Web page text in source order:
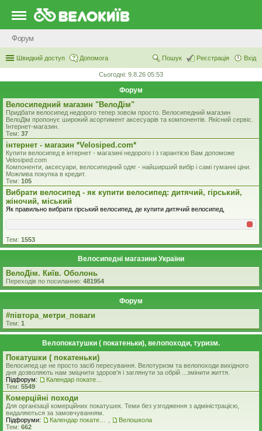
Форум
Швидкий доступ Допомога Вхід
Реєстрація
Пошук
Сьогодні: 9.8.26 05:53
Форум
Велосипедний магазин "ВелоДім"
Придбати велосипед недорого тепер зовсім просто. Велосипедний магазин
ВелоДім пропонує широкий асортимент аксесуарів та компонентів. Якісний сервіс.
Інтернет-магазин.
Тем: 37
iнтернет - магазин *Velosiped.com*
Купити велосипед в інтернет - магазині недорого і з гарантією Вам допоможе
Velosiped.com
Компоненти, аксесуари, велосипедний одяг - найширший вибір і самі гуманні ціни.
Можлива покупка в кредит.
Тем: 105
Вибрати велосипед - як купити велосипед: дитячий, гірський,
жіночий, міський
Як правильно вибрати гірський велосипед, де купити дитячий велосипед,
Тем: 1553
Велосипедні магазини України
ВелоДім. Київ. Оболонь
Переходів по посиланню: 481954
Форум
#‎пiвтора_метри_поваги‬
Тем: 1
Велопокатушки ( покатеньки), велопоходи, туризм.
Покатушки ( покатеньки)
Велосипед це не просто засіб пересування. Велотуризм та велопоходи вихідного
дня дозволяють нам зміцнити здоров'я і заглянути за обрій ...змінити життя.
Підфорум:
Тем: 5549
Комерцiйнi походи
Для організації комерційних покатушек. Теми без узгодження з адміністрацією,
видаляються за замовчуванням.
Підфоруми:
Велошкола
Тем: 662